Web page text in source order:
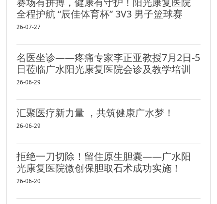
全程护航 “辰佳体育杯” 3V3 男子篮球赛
26-07-27
名医坐诊——疼痛专家李正亚教授7月2日-5
日莅临广水阳光康复医院会诊及教学培训
26-06-29
汇聚医疗新力量 ，共筑健康广水梦！
26-06-29
拒绝一刀切除！留住原生胆囊——广水阳
光康复医院微创保胆取石术成功实施！
26-06-20